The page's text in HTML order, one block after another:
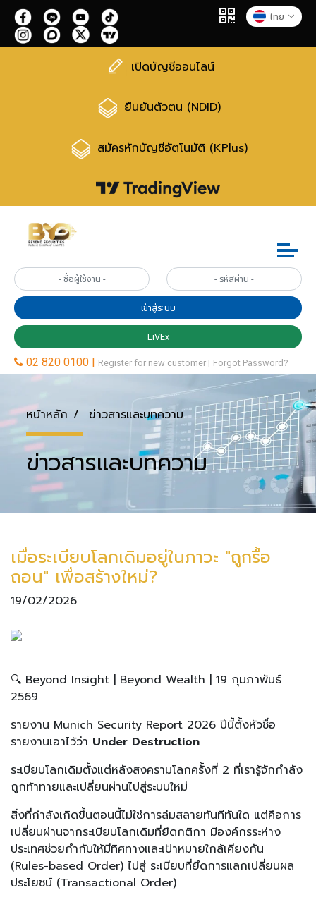
ไทย
เปิดบัญชีออนไลน์
ยืนยันตัวตน (NDID)
สมัครหักบัญชีอัตโนมัติ (KPlus)
หน้าหลัก ข่าวสารและบทความ
ข่าวสารและบทความ
เมื่อระเบียบโลกเดิมอยู่ในภาวะ "ถูกรื้อ
ถอน" เพื่อสร้างใหม่?
19/02/2026
🔍 Beyond Insight | Beyond Wealth | 19 กุมภาพันธ์
2569
รายงาน Munich Security Report 2026 ปีนี้ตั้งหัวชื่อ
รายงานเอาไว้ว่า Under Destruction
ระเบียบโลกเดิมตั้งแต่หลังสงครามโลกครั้งที่ 2 ที่เรารู้จักกำลัง
ถูกท้าทายและเปลี่ยนผ่านไปสู่ระบบใหม่
สิ่งที่กำลังเกิดขึ้นตอนนี้ไม่ใช่การล่มสลายทันทีทันใด แต่คือการ
เปลี่ยนผ่านจากระเบียบโลกเดิมที่ยึดกติกา มีองค์กรระห่าง
ประเทศช่วยกำกับให้มีทิศทางและเป้าหมายใกล้เคียงกัน
(Rules-based Order) ไปสู่ ระเบียบที่ยึดการแลกเปลี่ยนผล
ประโยชน์ (Transactional Order)